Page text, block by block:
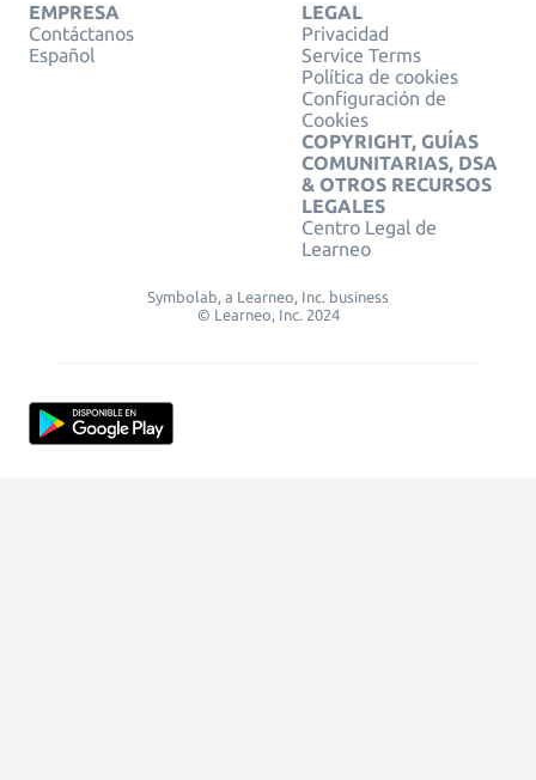
EMPRESA
Contáctanos
Español
LEGAL
Privacidad
Service Terms
Política de cookies
Configuración de
Cookies
COPYRIGHT, GUÍAS
COMUNITARIAS, DSA
& OTROS RECURSOS
LEGALES
Centro Legal de
Learneo
Symbolab, a Learneo, Inc. business
© Learneo, Inc. 2024